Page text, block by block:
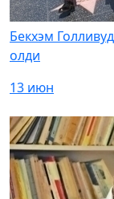
Бекхэм
олди
13 июн